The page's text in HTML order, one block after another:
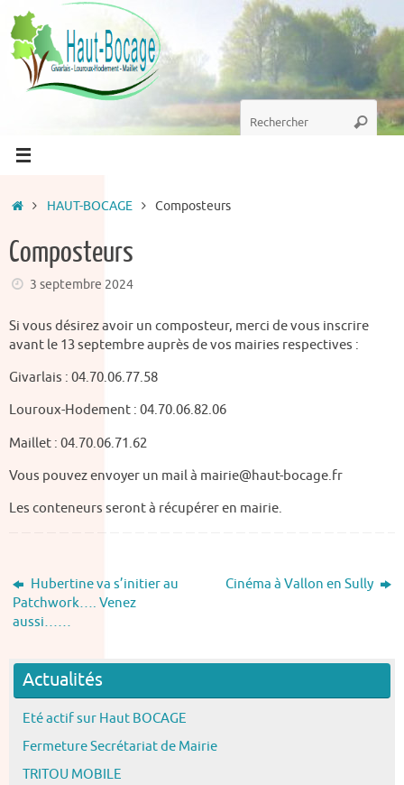
Passer
au
contenu
Recherche
pour
Accueil
HAUT-BOCAGE Composteurs
Composteurs
3 septembre 2024
Si vous désirez avoir un composteur, merci de vous inscrire
avant le 13 septembre auprès de vos mairies respectives :
Givarlais : 04.70.06.77.58
Louroux-Hodement : 04.70.06.82.06
Maillet : 04.70.06.71.62
Vous pouvez envoyer un mail à mairie@haut-bocage.fr
Les conteneurs seront à récupérer en mairie.
Hubertine va s’initier au
Patchwork…. Venez
aussi……
Cinéma à Vallon en Sully
Actualités
Eté actif sur Haut BOCAGE
Fermeture Secrétariat de Mairie
TRITOU MOBILE